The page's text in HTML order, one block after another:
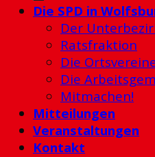
Die SPD in
Der
Ratsfraktion
Die
Die
Mitmachen!
Mitteilungen
Veranstaltungen
Kontakt